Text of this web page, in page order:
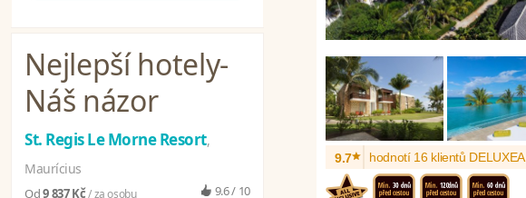
Nejlepší hotely-
Náš názor
St. Regis Le Morne Resort,
Maurícius
Od9 837 Kč/ za osobu 9.6 / 10
9.7* hodnotí 16 klientů DELUXEA